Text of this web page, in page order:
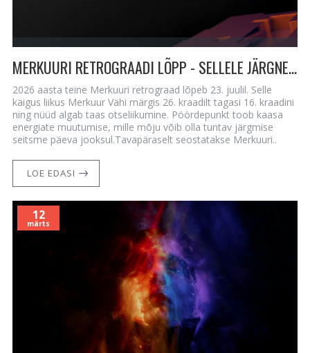
MERKUURI RETROGRAADI LÕPP - SELLELE JÄRGNEVAD 7 PÄEVA
2026 aasta teine Merkuuri retrograad lõpeb 23. juulil. Selle
käigus liikus Merkuur Vähi märgis 26. kraadilt tagasi 16. kraadini
ning nüüd algab taas otseliikumine. Pöördepunkt toob kaasa
energiate muutumise, mille mõju võib olla tuntav järgmise
seitsme päeva jooksul.Tavapäraselt seostatakse Merkuuri..
LOE EDASI
12
märts